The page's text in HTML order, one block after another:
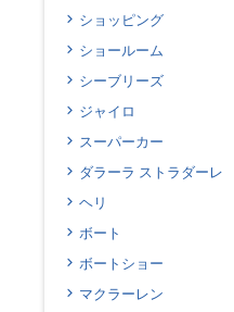
ショッピング
ショールーム
シーブリーズ
ジャイロ
スーパーカー
ダラーラ ストラダーレ
ヘリ
ボート
ボートショー
マクラーレン